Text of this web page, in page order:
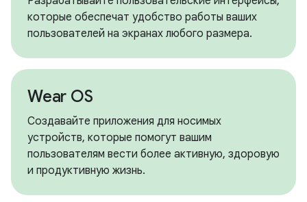
которые обеспечат удобство работы ваших
пользователей на экранах любого размера.
Wear OS
Создавайте приложения для носимых
устройств, которые помогут вашим
пользователям вести более активную, здоровую
и продуктивную жизнь.